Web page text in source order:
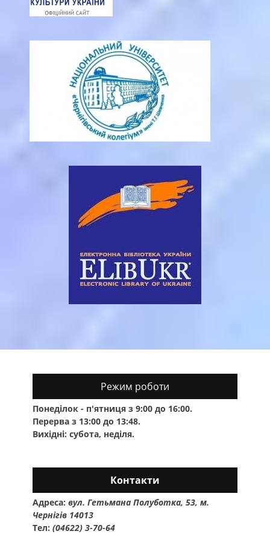
Режим роботи
Понеділок - п'ятниця з 9:00 до 16:00.
Перерва з 13:00 до 13:48.
Вихідні: субота, неділя.
Контакти
Адреса: вул. Гетьмана Полуботка, 53, м.
Чернігів 14013
Тел: (04622) 3-70-64